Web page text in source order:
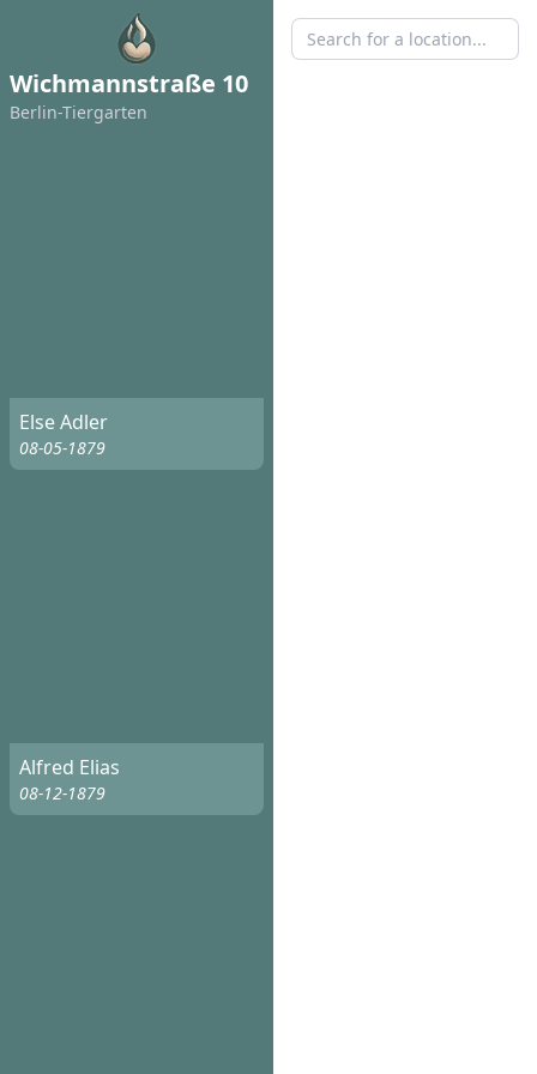
Wichmannstraße 10
Berlin-Tiergarten
Else Adler
08-05-1879
Alfred Elias
08-12-1879